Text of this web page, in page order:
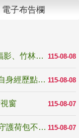
電子布告欄
115-08-08
青年壯遊點精選夏夜限定避暑提案 漫天蝠影、竹林尋蛙、茶香夜觀 邀青年暮色出發
115-08-08
教育家人物典範 發明大王林永禎教授 用自身經歷點亮學生的路
115-08-07
115-08-07
反詐騙宣導_防詐有道，霹靂布袋戲陪你守護荷包不受騙